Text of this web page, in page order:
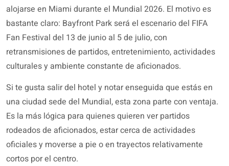
alojarse en Miami durante el Mundial 2026. El motivo es
bastante claro: Bayfront Park será el escenario del FIFA
Fan Festival del 13 de junio al 5 de julio, con
retransmisiones de partidos, entretenimiento, actividades
culturales y ambiente constante de aficionados.
Si te gusta salir del hotel y notar enseguida que estás en
una ciudad sede del Mundial, esta zona parte con ventaja.
Es la más lógica para quienes quieren ver partidos
rodeados de aficionados, estar cerca de actividades
oficiales y moverse a pie o en trayectos relativamente
cortos por el centro.